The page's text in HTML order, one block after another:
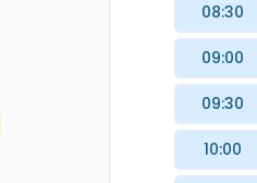
08:30
09:00
09:30
10:00